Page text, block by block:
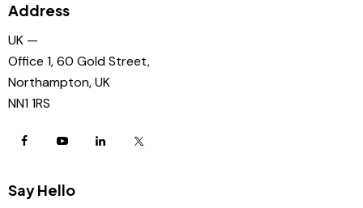
Address
UK —
Office 1, 60 Gold Street,
Northampton, UK
NN1 1RS
Say Hello